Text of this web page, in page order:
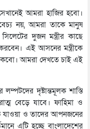
আমরা হাজির হবো।
নয়, আমরা তাকে মানুষ
দুজন মন্ত্রীর কাছে
এই আসনের মন্ত্রীকে
আমরা দেখতে চাই এই
দৃষ্টান্তমূলক শাস্তি
বেড়ে যাবে। ফাহিমা ও
যাওয়া ও তাদের আপনজনের
এটি হচ্ছে বাংলাদেশের